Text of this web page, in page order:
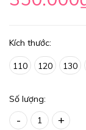
Kích thước:
110 120 130
Số lượng:
- +